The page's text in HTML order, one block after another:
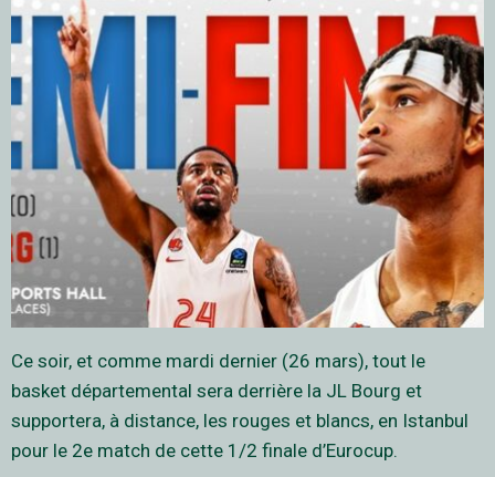
Ce soir, et comme mardi dernier (26 mars), tout le
basket départemental sera derrière la JL Bourg et
supportera, à distance, les rouges et blancs, en Istanbul
pour le 2e match de cette 1/2 finale d’Eurocup.